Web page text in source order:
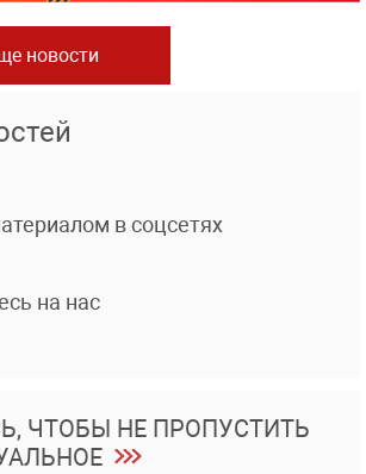
новости
в соцсетях
на нас
ЧТОБЫ НЕ ПРОПУСТИТЬ